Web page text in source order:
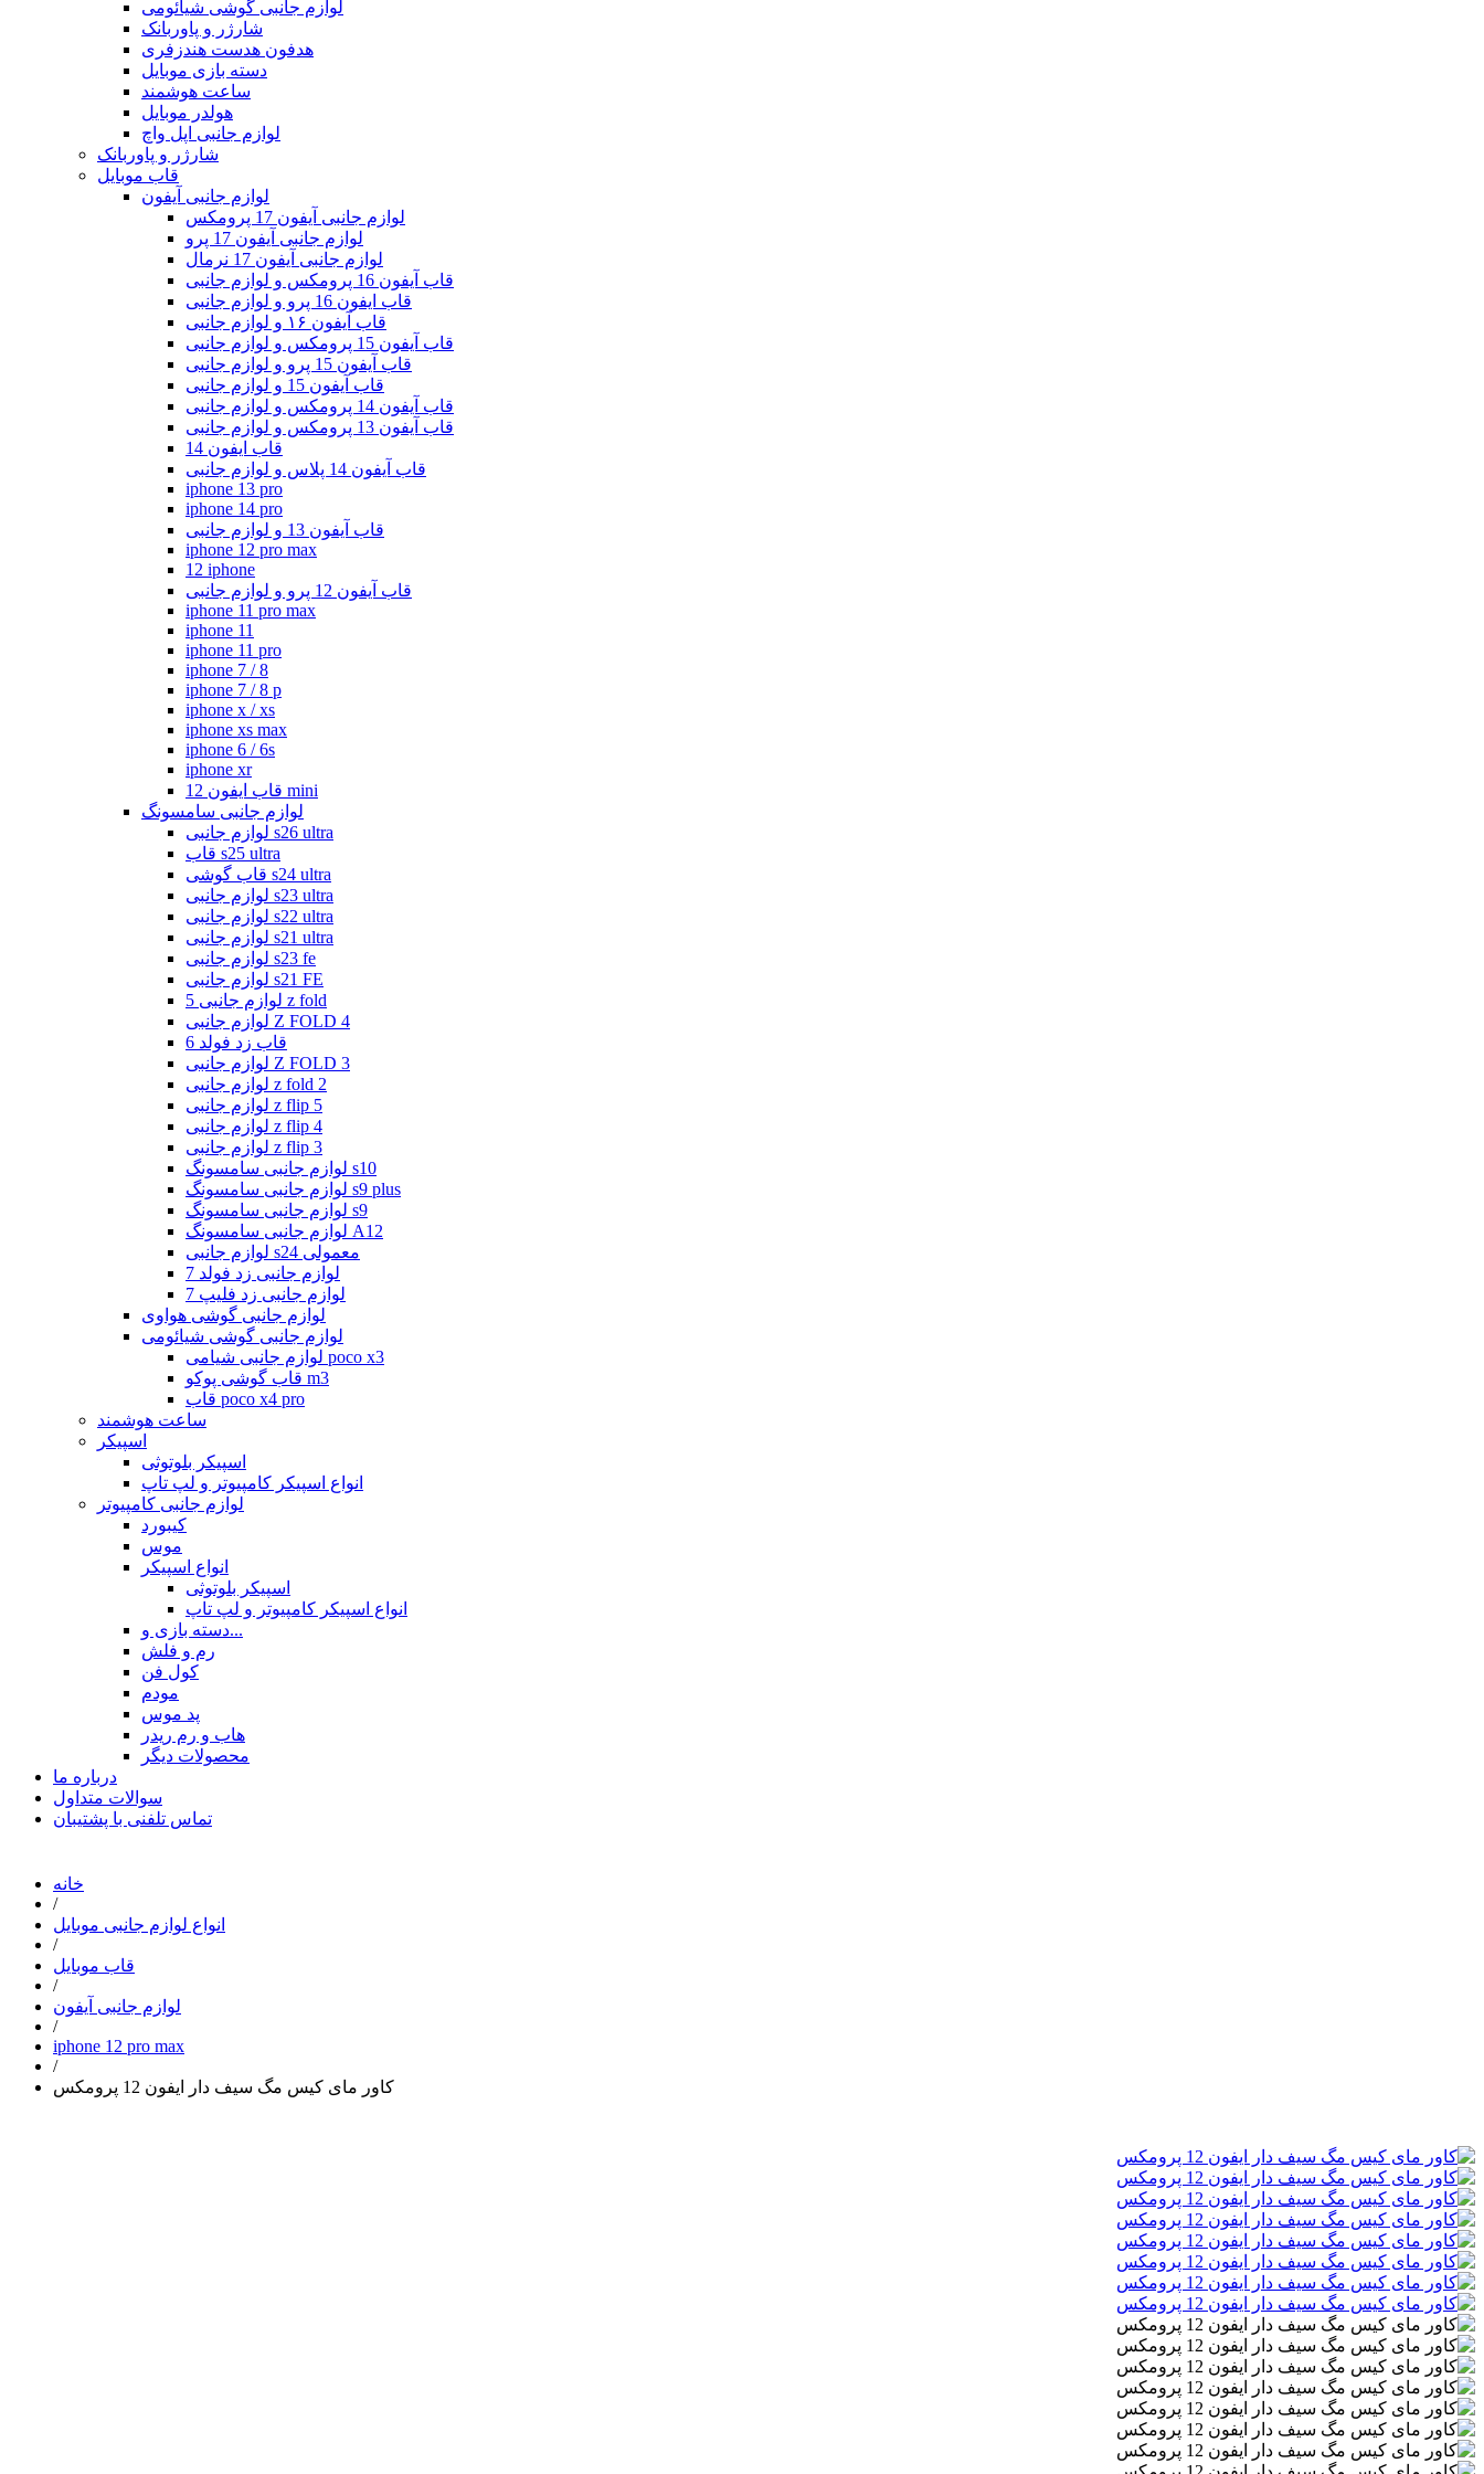
لوازم جانبی گوشی شیائومی
شارژر و پاوربانک
هدفون هدست هندزفری
دسته بازی موبایل
ساعت هوشمند
هولدر موبایل
لوازم جانبی اپل واچ
شارژر و پاوربانک
قاب موبایل
لوازم جانبی آیفون
لوازم جانبی آیفون 17 پرومکس
لوازم جانبی آیفون 17 پرو
لوازم جانبی آیفون 17 نرمال
قاب آیفون 16 پرومکس و لوازم جانبی
قاب ایفون 16 پرو و لوازم جانبی
قاب آیفون ۱۶ و لوازم جانبی
قاب آیفون 15 پرومکس و لوازم جانبی
قاب آیفون 15 پرو و لوازم جانبی
قاب آیفون 15 و لوازم جانبی
قاب آیفون 14 پرومکس و لوازم جانبی
قاب آیفون 13 پرومکس و لوازم جانبی
قاب ایفون 14
قاب آیفون 14 پلاس و لوازم جانبی
iphone 13 pro
iphone 14 pro
قاب آیفون 13 و لوازم جانبی
iphone 12 pro max
12 iphone
قاب آیفون 12 پرو و لوازم جانبی
iphone 11 pro max
iphone 11
iphone 11 pro
iphone 7 / 8
iphone 7 / 8 p
iphone x / xs
iphone xs max
iphone 6 / 6s
iphone xr
قاب ایفون 12 mini
لوازم جانبی سامسونگ
لوازم جانبی s26 ultra
قاب s25 ultra
قاب گوشی s24 ultra
لوازم جانبی s23 ultra
لوازم جانبی s22 ultra
لوازم جانبی s21 ultra
لوازم جانبی s23 fe
لوازم جانبی s21 FE
لوازم جانبی 5 z fold
لوازم جانبی Z FOLD 4
قاب زد فولد 6
لوازم جانبی Z FOLD 3
لوازم جانبی z fold 2
لوازم جانبی z flip 5
لوازم جانبی z flip 4
لوازم جانبی z flip 3
لوازم جانبی سامسونگ s10
لوازم جانبی سامسونگ s9 plus
لوازم جانبی سامسونگ s9
لوازم جانبی سامسونگ A12
لوازم جانبی s24 معمولی
لوازم جانبی زد فولد 7
لوازم جانبی زد فلیپ 7
لوازم جانبی گوشی هواوی
لوازم جانبی گوشی شیائومی
لوازم جانبی شیامی poco x3
قاب گوشی پوکو m3
قاب poco x4 pro
ساعت هوشمند
اسپیکر
اسپیکر بلوتوثی
انواع اسپیکر کامپیوتر و لپ تاپ
لوازم جانبی کامپیوتر
کیبورد
موس
انواع اسپیکر
اسپیکر بلوتوثی
انواع اسپیکر کامپیوتر و لپ تاپ
دسته بازی و...
رم و فلش
کول فن
مودم
پد موس
هاب و رم ریدر
محصولات دیگر
درباره ما
سوالات متداول
تماس تلفنی با پشتیبان
خانه
/
انواع لوازم جانبی موبایل
/
قاب موبایل
/
لوازم جانبی آیفون
/
iphone 12 pro max
/
کاور مای کیس مگ سیف دار ایفون 12 پرومکس